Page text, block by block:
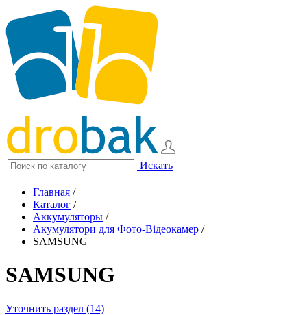
Искать
Главная /
Каталог /
Аккумуляторы /
Акумулятори для Фото-Відеокамер /
SAMSUNG
SAMSUNG
Уточнить раздел (14)